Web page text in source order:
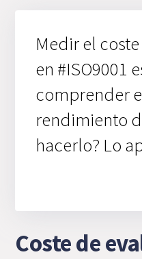
Medir el
en #ISO9001
comprender
rendimiento
hacerlo? Lo
Coste de